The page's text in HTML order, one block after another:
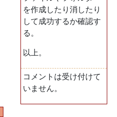
を作成したり消したり
して成功するか確認す
る。
以上。
コメントは受け付けて
いません。